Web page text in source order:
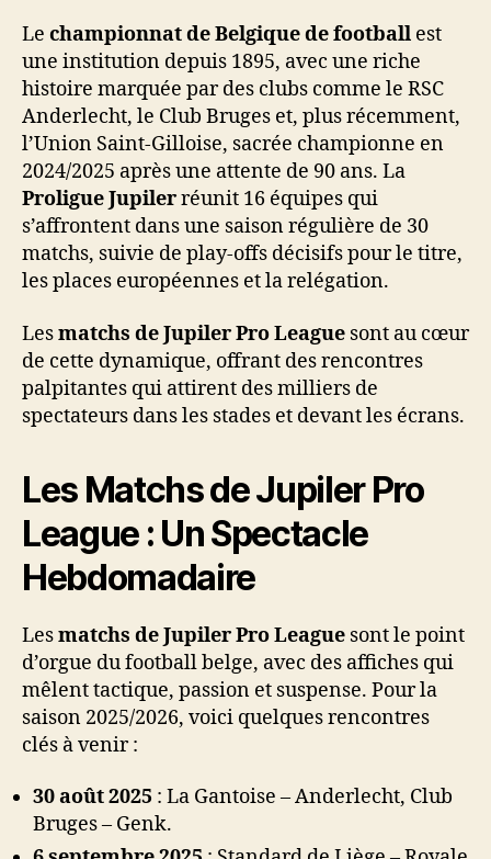
Le championnat de Belgique de football est
une institution depuis 1895, avec une riche
histoire marquée par des clubs comme le RSC
Anderlecht, le Club Bruges et, plus récemment,
l’Union Saint-Gilloise, sacrée championne en
2024/2025 après une attente de 90 ans. La
Proligue Jupilerréunit 16 équipes qui
s’affrontent dans une saison régulière de 30
matchs, suivie de play-offs décisifs pour le titre,
les places européennes et la relégation.
Lesmatchs de Jupiler Pro League sont au cœur
de cette dynamique, offrant des rencontres
palpitantes qui attirent des milliers de
spectateurs dans les stades et devant les écrans.
Les Matchs de Jupiler Pro
League : Un Spectacle
Hebdomadaire
Lesmatchs de Jupiler Pro League sont le point
d’orgue du football belge, avec des affiches qui
mêlent tactique, passion et suspense. Pour la
saison 2025/2026, voici quelques rencontres
clés à venir :
30 août 2025 : La Gantoise – Anderlecht, Club
Bruges – Genk.